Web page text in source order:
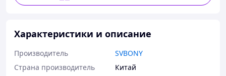
Характеристики и описание
Производитель
SVBONY
Страна производитель
Китай